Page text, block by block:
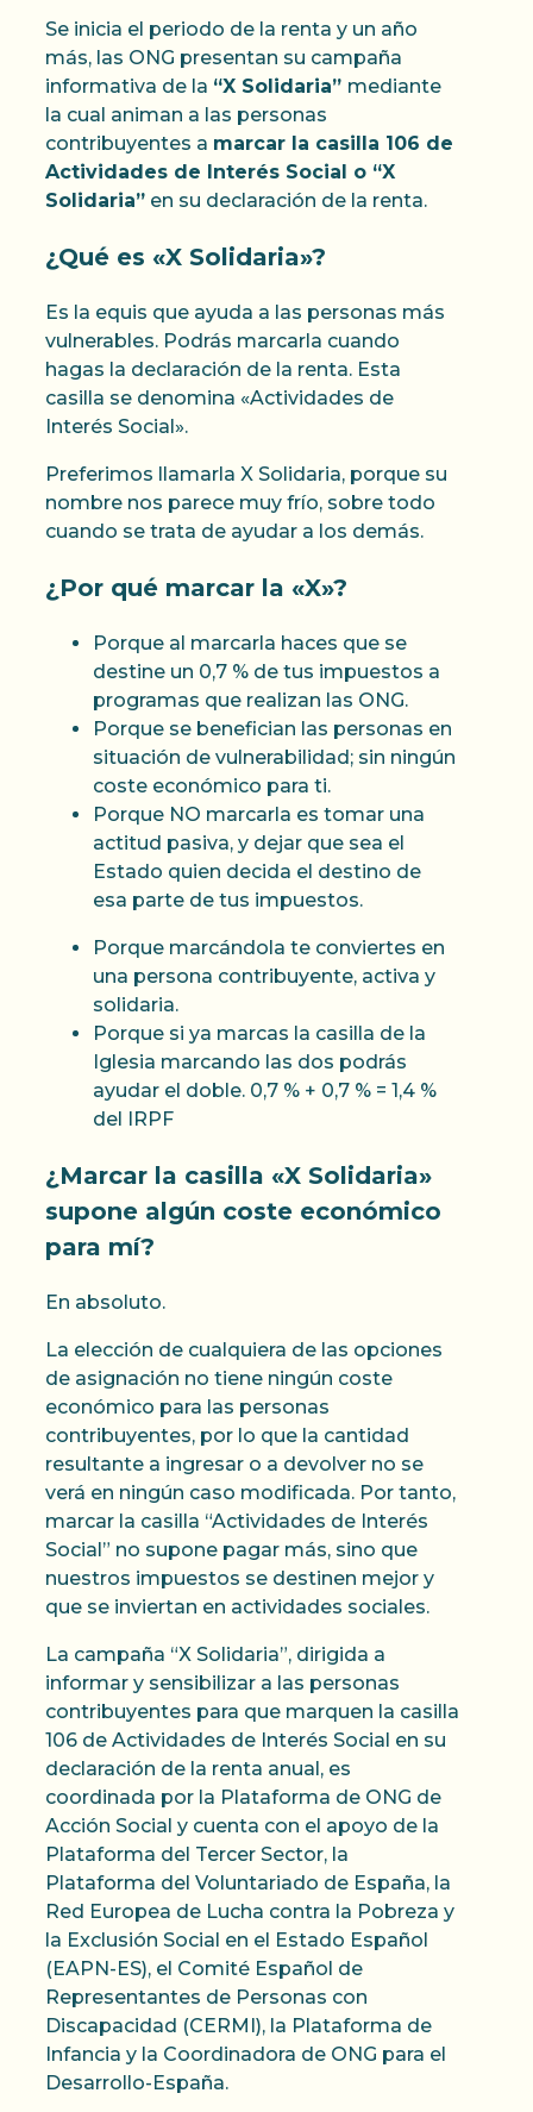
Se inicia el periodo de la renta y un año
más, las ONG presentan su campaña
informativa de la “X Solidaria” mediante
la cual animan a las personas
contribuyentes a marcar la casilla 106 de
Actividades de Interés Social o “X
Solidaria” en su declaración de la renta.
¿Qué es «X Solidaria»?
Es la equis que ayuda a las personas más
vulnerables. Podrás marcarla cuando
hagas la declaración de la renta. Esta
casilla se denomina «Actividades de
Interés Social».
Preferimos llamarla X Solidaria, porque su
nombre nos parece muy frío, sobre todo
cuando se trata de ayudar a los demás.
¿Por qué marcar la «X»?
Porque al marcarla haces que se
destine un 0,7 % de tus impuestos a
programas que realizan las ONG.
Porque se benefician las personas en
situación de vulnerabilidad; sin ningún
coste económico para ti.
Porque NO marcarla es tomar una
actitud pasiva, y dejar que sea el
Estado quien decida el destino de
esa parte de tus impuestos.
Porque marcándola te conviertes en
una persona contribuyente, activa y
solidaria.
Porque si ya marcas la casilla de la
Iglesia marcando las dos podrás
ayudar el doble. 0,7 % + 0,7 % = 1,4 %
del IRPF
¿Marcar la casilla «X Solidaria»
supone algún coste económico
para mí?
En absoluto.
La elección de cualquiera de las opciones
de asignación no tiene ningún coste
económico para las personas
contribuyentes, por lo que la cantidad
resultante a ingresar o a devolver no se
verá en ningún caso modificada. Por tanto,
marcar la casilla “Actividades de Interés
Social” no supone pagar más, sino que
nuestros impuestos se destinen mejor y
que se inviertan en actividades sociales.
La campaña “X Solidaria”, dirigida a
informar y sensibilizar a las personas
contribuyentes para que marquen la casilla
106 de Actividades de Interés Social en su
declaración de la renta anual, es
coordinada por la Plataforma de ONG de
Acción Social y cuenta con el apoyo de la
Plataforma del Tercer Sector, la
Plataforma del Voluntariado de España, la
Red Europea de Lucha contra la Pobreza y
la Exclusión Social en el Estado Español
(EAPN-ES), el Comité Español de
Representantes de Personas con
Discapacidad (CERMI), la Plataforma de
Infancia y la Coordinadora de ONG para el
Desarrollo-España.